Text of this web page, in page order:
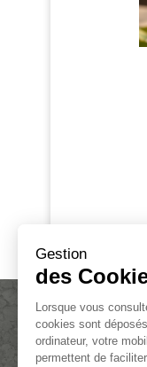
Gestion
des
Lorsque vous
cookies sont
ordinateur, votre
permettent de